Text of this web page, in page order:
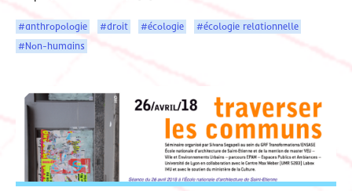
#anthropologie #droit #écologie
#écologie relationnelle
#Non-humains